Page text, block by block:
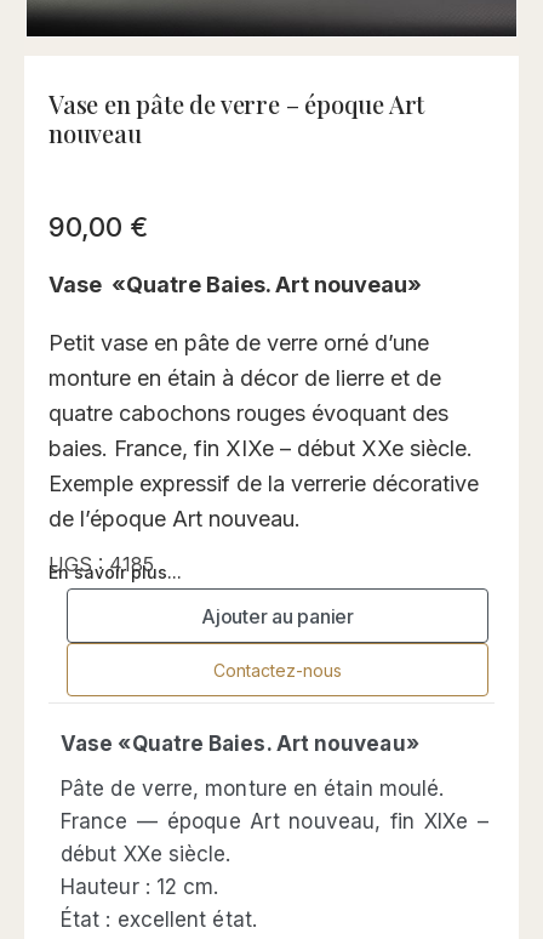
Vase en pâte de verre – époque Art
nouveau
90,00 €
Vase «Quatre Baies. Art nouveau»
Petit vase en pâte de verre orné d’une
monture en étain à décor de lierre et de
quatre cabochons rouges évoquant des
baies. France, fin XIXe – début XXe siècle.
Exemple expressif de la verrerie décorative
de l’époque Art nouveau.
En savoir plus...
UGS :4185
Ajouter au panier
Contactez-nous
Vase «Quatre Baies. Art nouveau»
Pâte de verre, monture en étain moulé.
France — époque Art nouveau, fin XIXe –
début XXe siècle.
Hauteur : 12 cm.
État : excellent état.